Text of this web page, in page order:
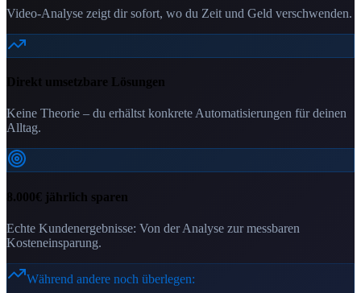
Video-Analyse zeigt dir sofort, wo du Zeit und Geld verschwenden.
Direkt umsetzbare Lösungen
Keine Theorie – du erhältst konkrete Automatisierungen für deinen
Alltag.
8.000€ jährlich sparen
Echte Kundenergebnisse: Von der Analyse zur messbaren
Kosteneinsparung.
Während andere noch überlegen: